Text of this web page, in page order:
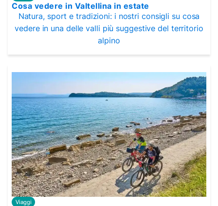
Cosa vedere in Valtellina in estate
Natura, sport e tradizioni: i nostri consigli su cosa
vedere in una delle valli più suggestive del territorio
alpino
Viaggi